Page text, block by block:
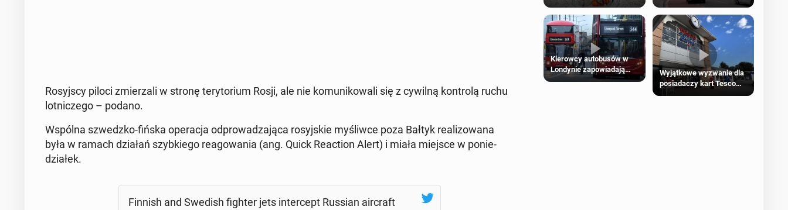
Ro­syj­scy piloci zmie­rza­li w stronę te­ry­to­rium Rosji, ale nie ko­mu­ni­ko­wa­li się z cywilną kon­tro­lą ruchu
lot­ni­cze­go – podano.
Wspólna szwedz­ko-fińska ope­ra­cja od­pro­wa­dza­ją­ca ro­syj­skie my­śliw­ce poza Bałtyk re­ali­zo­wa­na
była w ramach działań szyb­kie­go re­ago­wa­nia (ang. Quick Re­ac­tion Alert) i miała miejsce w po­nie­
dzia­łek.
Finnish and Swedish fighter jets in­ter­cept Russian air­craft
supermarketów
kierunków podróży na
świecie
Kierowcy autobusów w
Londynie zapowiadają
strajki
Wyjątkowe wyzwanie dla
posiadaczy kart Tesco
Clubcard!